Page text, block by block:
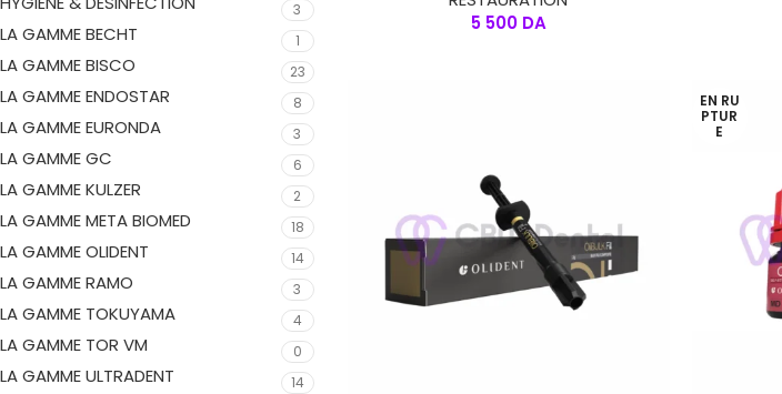
3
LA GAMME BECHT 1
LA GAMME BISCO 23
LA GAMME ENDOSTAR 8
LA GAMME EURONDA 3
LA GAMME GC 6
LA GAMME KULZER 2
LA GAMME META BIOMED 18
LA GAMME OLIDENT 14
LA GAMME RAMO 3
LA GAMME TOKUYAMA 4
LA GAMME TOR VM 0
LA GAMME ULTRADENT 14
5 500 DA
EN RU
PTUR
E